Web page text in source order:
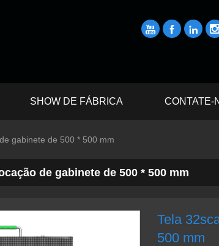
   
SHOW DE FÁBRICA CONTATE-
gabinete de 500 * 500 mm
de gabinete de 500 * 500 mm
Tela
500 mm